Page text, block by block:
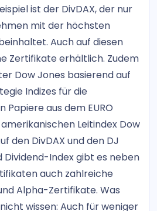
ist der DivDAX, der nur
mit der höchsten
Auch auf diesen
Zertifikate erhältlich. Zudem
Dow Jones basierend auf
Indizes für die
aus dem EURO
Leitindex Dow
den DivDAX und den DJ
Dividend-Index gibt es neben
auch zahlreiche
Alpha-Zertifikate. Was
wissen: Auch für weniger